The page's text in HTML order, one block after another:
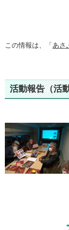
この情報は、「あさ
活動報告（活